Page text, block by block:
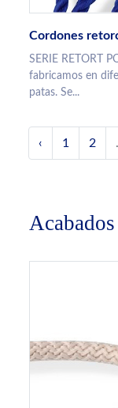
Cordones
SERIE RETORT
fabricamos en
patas. Se...
‹ 1 2